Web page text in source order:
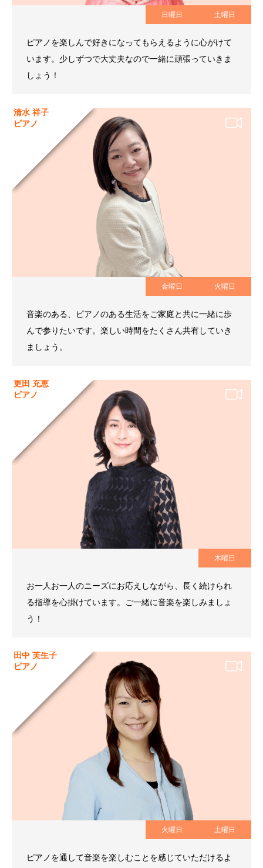
土曜日
日曜日
ピアノを楽しんで好きになってもらえるように心がけて
います。少しずつで大丈夫なので一緒に頑張っていきま
しょう！
清水 祥子
ピアノ
火曜日
金曜日
音楽のある、ピアノのある生活をご家庭と共に一緒に歩
んで参りたいです。楽しい時間をたくさん共有していき
ましょう。
更田 充恵
ピアノ
木曜日
お一人お一人のニーズにお応えしながら、長く続けられ
る指導を心掛けています。ご一緒に音楽を楽しみましょ
う！
田中 芙生子
ピアノ
土曜日
火曜日
ピアノを通して音楽を楽しむことを感じていただけるよ